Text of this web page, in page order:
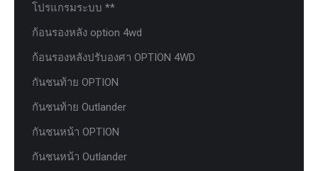
โปรแกรมระบบ **
ก้อนรองหลัง option 4wd
ก้อนรองหลังปรับองศา OPTION 4WD
กันชนท้าย OPTION
กันชนท้าย Outlander
กันชนหน้า OPTION
กันชนหน้า Outlander